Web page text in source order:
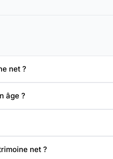
net ?
âge ?
net ?